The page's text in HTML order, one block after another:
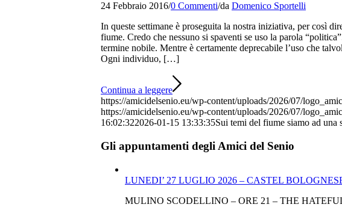
24 Febbraio 2016/0 Commenti/da Domenico Sportelli
In queste settimane è proseguita la nostra iniziativa, per così
fiume. Credo che nessuno si spaventi se uso la parola
termine nobile. Mentre è certamente deprecabile l’uso che
Ogni individuo, […]
Continua a leggere
https://amicidelsenio.eu/wp-content/uploads/2026/07/
https://amicidelsenio.eu/wp-content/uploads/2026/07/
16:02:322026-01-15 13:33:35Sui temi del fiume siamo ad una
Gli appuntamenti degli Amici del Senio
LUNEDI’ 27 LUGLIO 2026 – CASTEL
MULINO SCODELLINO – ORE 21 – THE